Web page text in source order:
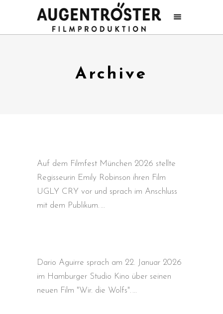
Archive
Auf dem Filmfest München 2026 stellte
Regisseurin Emily Robinson ihren Film
UGLY CRY vor und sprach im Anschluss
mit dem Publikum.
Dario Aguirre sprach am 22. Januar 2026
im Hamburger Studio Kino über seinen
neuen Film "Wir. die Wolfs".